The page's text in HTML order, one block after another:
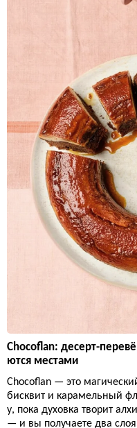
Chocoflan: десерт-
ются местами
Chocoflan — это
бисквит и карамельный
у, пока духовка творит
— и вы получаете два